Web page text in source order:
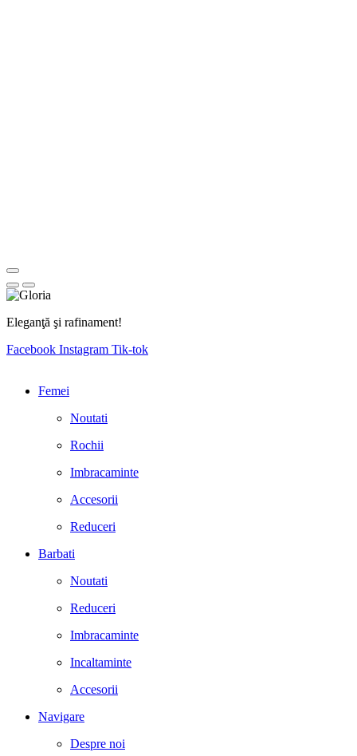
Eleganţă şi rafinament!
Facebook Instagram Tik-tok
Femei
Noutati
Rochii
Imbracaminte
Accesorii
Reduceri
Barbati
Noutati
Reduceri
Imbracaminte
Incaltaminte
Accesorii
Navigare
Despre noi